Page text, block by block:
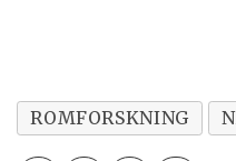
ROMFORSKNING